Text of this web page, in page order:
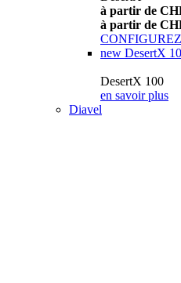
à partir de
à partir de
new DesertX
DesertX 100
en savoir plus
Diavel